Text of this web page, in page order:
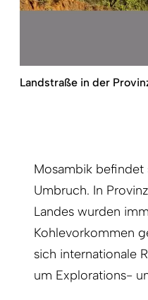
Landstraße in der
Mosambik
Umbruch. In
Landes wurden
Kohlevorkommen
sich internationale
um Explorations-